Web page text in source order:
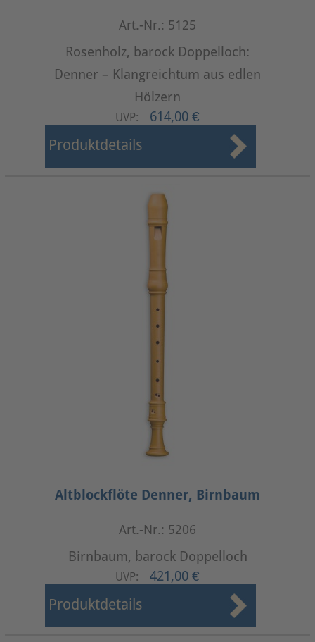
Art.-Nr.: 5125
Rosenholz, barock Doppelloch:
Denner – Klangreichtum aus edlen
Hölzern
UVP: 614,00 €
Produktdetails
Altblockflöte Denner, Birnbaum
Art.-Nr.: 5206
Birnbaum, barock Doppelloch
UVP: 421,00 €
Produktdetails